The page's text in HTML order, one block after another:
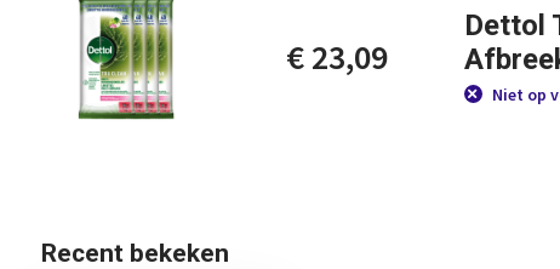
€ 23,09
Dettol
Niet op
Recent bekeken